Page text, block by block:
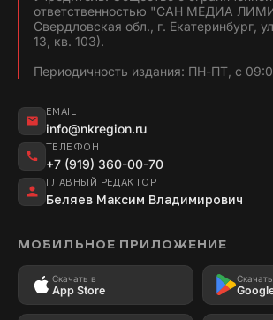
ответственностью "САН МЕДИА
Свердловская обл., г. Екатеринбург,
13, кв. 103).
Периодичность издания: ПН-ПТ, с
EMAIL
info@nkregion.ru
ТЕЛЕФОН
+7 (919) 360-00-70
ГЛАВНЫЙ РЕДАКТОР
Беляев Максим Владимирович
МОБИЛЬНОЕ ПРИЛОЖЕНИЕ
Скачать в
App Store